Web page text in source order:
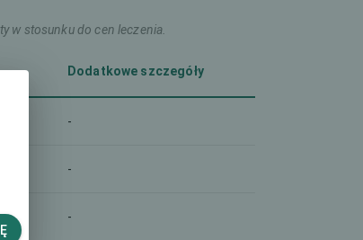
w stosunku do cen leczenia.
Dodatkowe szczegóły
-
-
-